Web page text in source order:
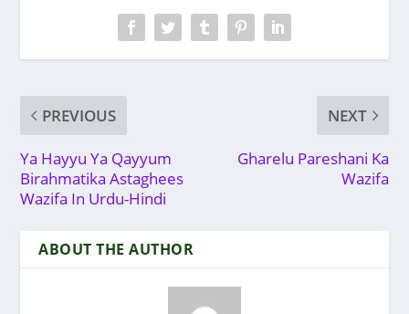
PREVIOUS
Ya Hayyu Ya Qayyum
Birahmatika Astaghees
Wazifa In Urdu-Hindi
NEXT
Gharelu Pareshani Ka
Wazifa
ABOUT THE AUTHOR